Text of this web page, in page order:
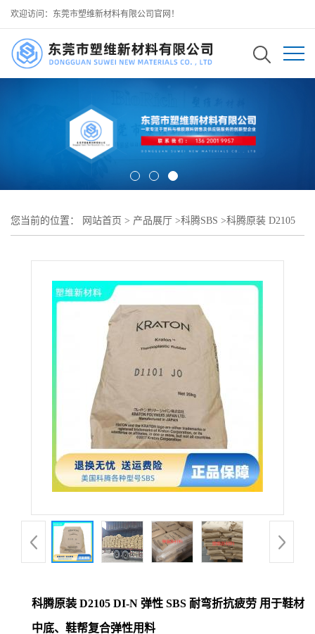
欢迎访问：东莞市塑维新材料有限公司官网！
您当前的位置： 网站首页 > 产品展厅 >科腾SBS >科腾原装 D2105
科腾原装 D2105 DI-N 弹性 SBS 耐弯折抗疲劳 用于鞋材
中底、鞋帮复合弹性用料